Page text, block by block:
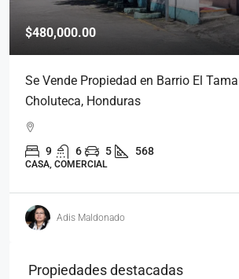
$480,000.00
Se Vende Propiedad en Barrio El
Choluteca, Honduras
9 6 5 568
CASA, COMERCIAL
Adis Maldonado
Propiedades destacadas